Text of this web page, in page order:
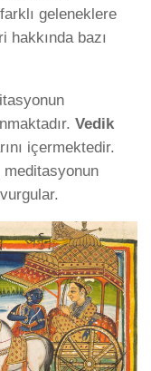
geleneklere
bazı
Vedik
içermektedir.